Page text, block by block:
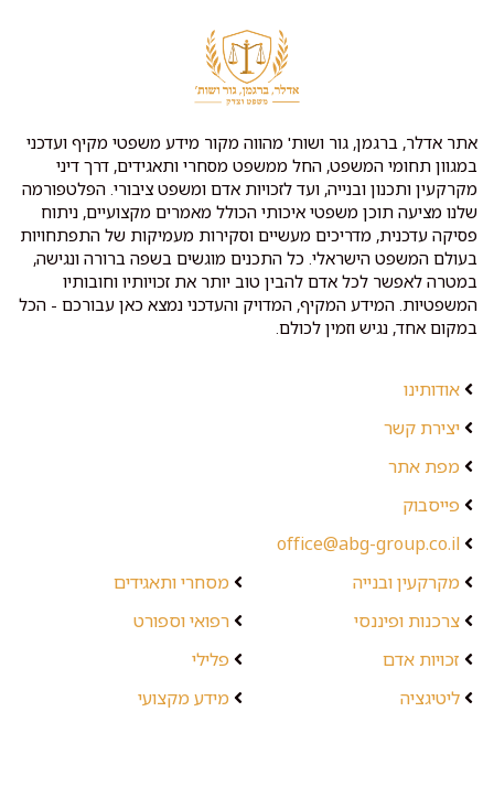
אתר אדלר, ברגמן, גור ושות' מהווה מקור מידע משפטי מקיף ועדכני
במגוון תחומי המשפט, החל ממשפט מסחרי ותאגידים, דרך דיני
מקרקעין ותכנון ובנייה, ועד לזכויות אדם ומשפט ציבורי. הפלטפורמה
שלנו מציעה תוכן משפטי איכותי הכולל מאמרים מקצועיים, ניתוח
פסיקה עדכנית, מדריכים מעשיים וסקירות מעמיקות של התפתחויות
בעולם המשפט הישראלי. כל התכנים מוגשים בשפה ברורה ונגישה,
במטרה לאפשר לכל אדם להבין טוב יותר את זכויותיו וחובותיו
המשפטיות. המידע המקיף, המדויק והעדכני נמצא כאן עבורכם - הכל
במקום אחד, נגיש וזמין לכולם.
אודותינו
יצירת קשר
מפת אתר
פייסבוק
office@abg-group.co.il
מקרקעין ובנייה
צרכנות ופיננסי
זכויות אדם
ליטיגציה
מסחרי ותאגידים
רפואי וספורט
פלילי
מידע מקצועי